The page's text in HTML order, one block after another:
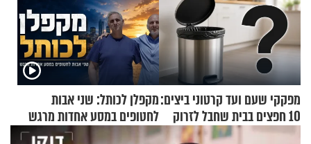
מפקקי שעם ועד קרטוני ביצים:
10 חפצים בבית שחבל לזרוק
לפח
מקפלן לכותל: שני אבות
לחטופים במסע אחדות מרגש